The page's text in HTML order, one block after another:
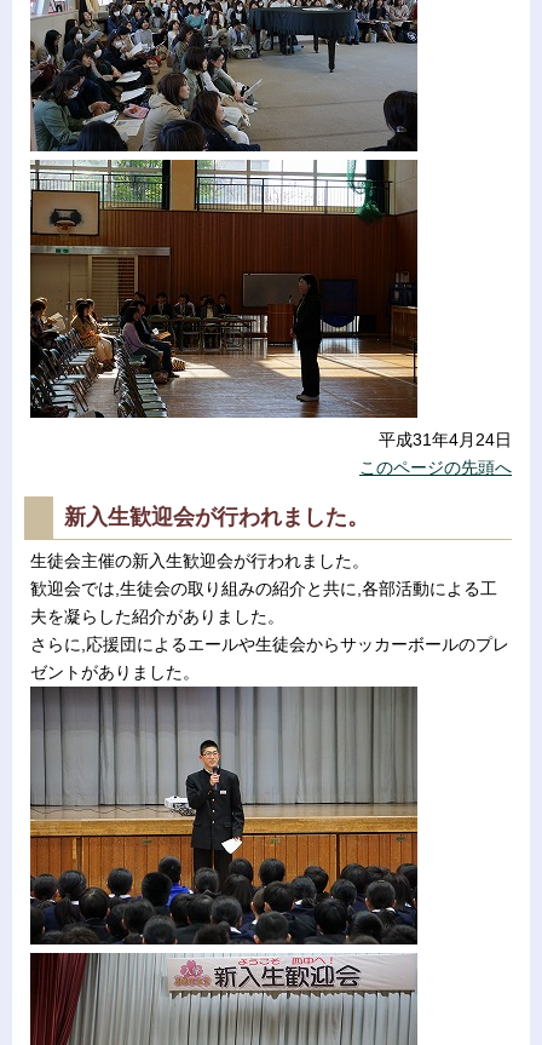
平成31年4月24日
このページの先頭へ
新入生歓迎会が行われました。
生徒会主催の新入生歓迎会が行われました。
歓迎会では,生徒会の取り組みの紹介と共に,各部活動による工
夫を凝らした紹介がありました。
さらに,応援団によるエールや生徒会からサッカーボールのプレ
ゼントがありました。